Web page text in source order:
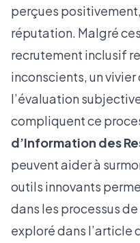
perçues
réputation. Malgré
recrutement inclusif
inconscients, un
l’évaluation
compliquent ce
d’Information des
peuvent aider à
outils innovants
dans les processus
exploré dans l’article